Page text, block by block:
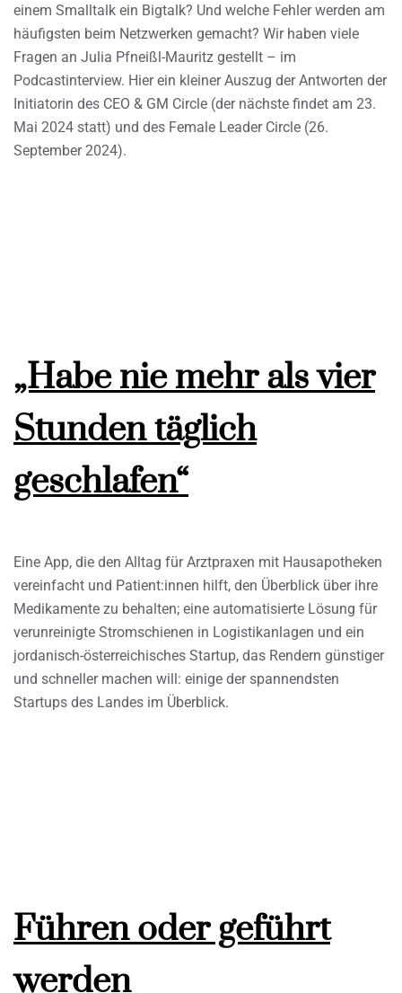
einem Smalltalk ein Bigtalk? Und welche Fehler werden am
häufigsten beim Netzwerken gemacht? Wir haben viele
Fragen an Julia Pfneißl-Mauritz gestellt – im
Podcastinterview. Hier ein kleiner Auszug der Antworten der
Initiatorin des CEO & GM Circle (der nächste findet am 23.
Mai 2024 statt) und des Female Leader Circle (26.
September 2024).
„Habe nie mehr als vier
Stunden täglich
geschlafen“
Eine App, die den Alltag für Arztpraxen mit Hausapotheken
vereinfacht und Patient:innen hilft, den Überblick über ihre
Medikamente zu behalten; eine automatisierte Lösung für
verunreinigte Stromschienen in Logistikanlagen und ein
jordanisch-österreichisches Startup, das Rendern günstiger
und schneller machen will: einige der spannendsten
Startups des Landes im Überblick.
Führen oder geführt
werden